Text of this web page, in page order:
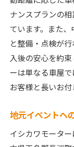
ナンスプランの
ています。また
と整備・点検が
入後の安心を約
ーは単なる車屋
お客様と長いお付
地元イベントへ
イシカワモータ